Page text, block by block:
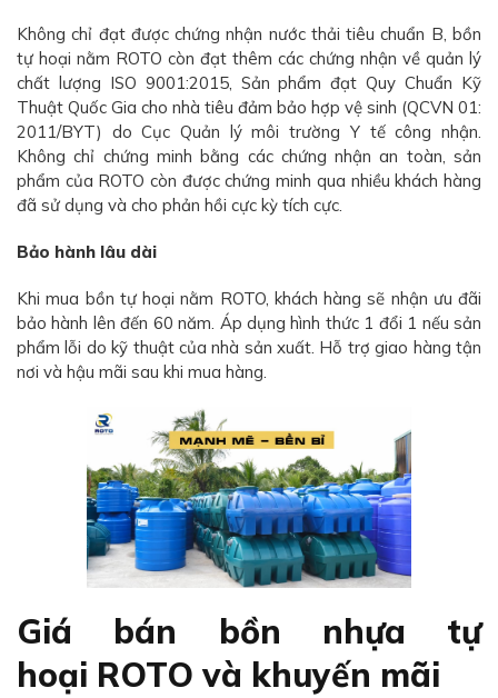
Không chỉ đạt được chứng nhận nước thải tiêu chuẩn B, bồn
tự hoại nằm ROTO còn đạt thêm các chứng nhận về quản lý
chất lượng ISO 9001:2015, Sản phẩm đạt Quy Chuẩn Kỹ
Thuật Quốc Gia cho nhà tiêu đảm bảo hợp vệ sinh (QCVN 01:
2011/BYT) do Cục Quản lý môi trường Y tế công nhận.
Không chỉ chứng minh bằng các chứng nhận an toàn, sản
phẩm của ROTO còn được chứng minh qua nhiều khách hàng
đã sử dụng và cho phản hồi cực kỳ tích cực.
Bảo hành lâu dài
Khi mua bồn tự hoại nằm ROTO, khách hàng sẽ nhận ưu đãi
bảo hành lên đến 60 năm. Áp dụng hình thức 1 đổi 1 nếu sản
phẩm lỗi do kỹ thuật của nhà sản xuất. Hỗ trợ giao hàng tận
nơi và hậu mãi sau khi mua hàng.
Giá bán bồn nhựa tự
hoại ROTO và khuyến mãi